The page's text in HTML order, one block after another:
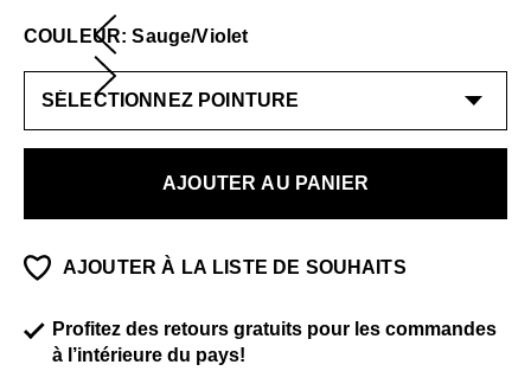
COULEUR: Sauge/Violet
AJOUTER AU PANIER
AJOUTER À LA LISTE DE SOUHAITS
Profitez des retours gratuits pour les commandes
à l’intérieure du pays!